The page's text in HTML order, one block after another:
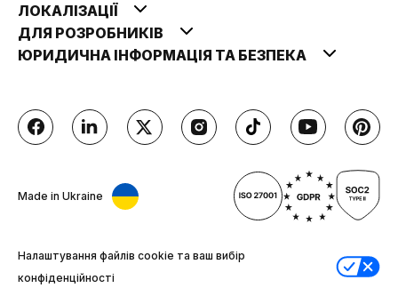
ЛОКАЛІЗАЦІЇ
ДЛЯ РОЗРОБНИКІВ
ЮРИДИЧНА ІНФОРМАЦІЯ ТА БЕЗПЕКА
Made in Ukraine
Налаштування файлів cookie та ваш вибір
конфіденційності